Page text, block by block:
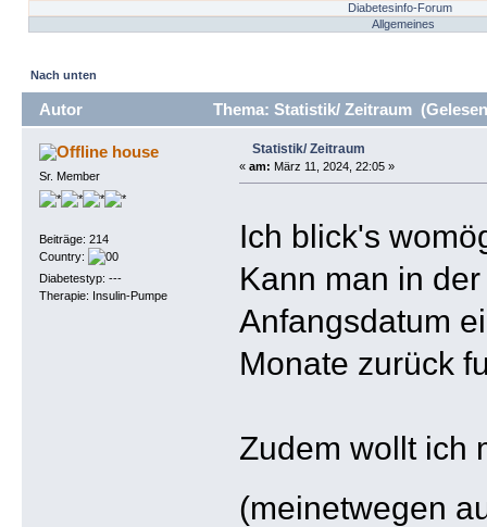
Diabetesinfo-Forum
Allgemeines
Nach unten
Autor Thema: Statistik/ Zeitraum
house
Sr. Member
Beiträge: 214
Country:
Diabetestyp: ---
Therapie: Insulin-Pumpe
Statistik/ Zeitraum
« am: März 11, 2024, 22:05 »
Ich blick's
Kann man in
Anfangsdatum
Monate zurück
Zudem wollt ich
(meinetwegen